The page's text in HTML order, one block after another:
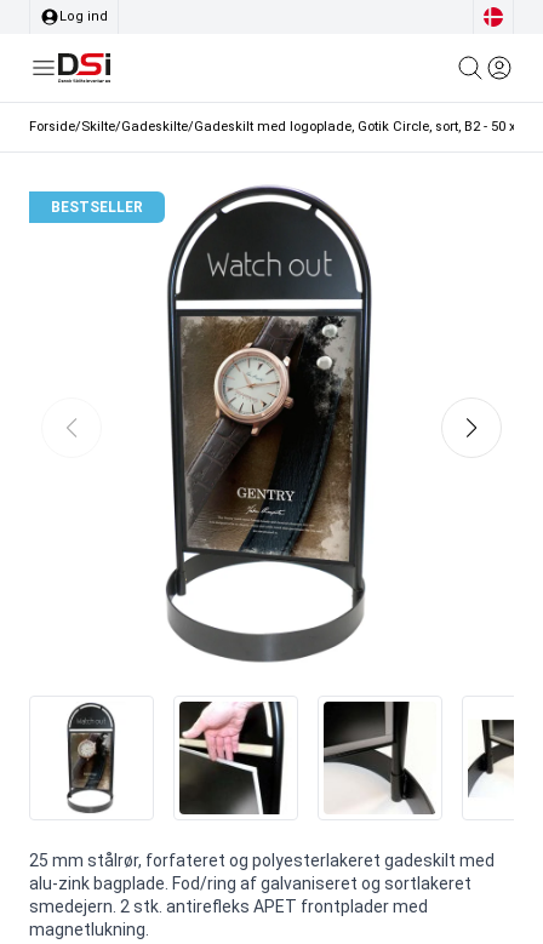
Log ind
Forside/Skilte/Gadeskilte/Gadeskilt med logoplade, Gotik Circle, sort, B2 - 50 x 70
BESTSELLER
25 mm stålrør, forfateret og polyesterlakeret gadeskilt med
alu-zink bagplade. Fod/ring af galvaniseret og sortlakeret
smedejern. 2 stk. antirefleks APET frontplader med
magnetlukning.